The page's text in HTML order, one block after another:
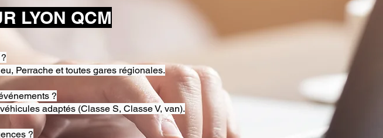
LYON QCM
Perrache et toutes gares régionales.
?
adaptés (Classe S, Classe V, van).
?